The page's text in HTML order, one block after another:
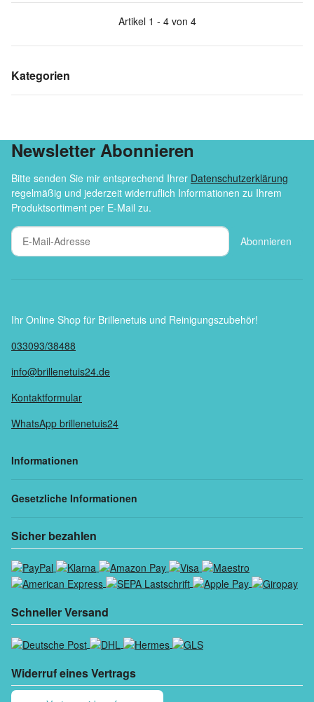
Artikel 1 - 4 von 4
Kategorien
Newsletter Abonnieren
Bitte senden Sie mir entsprechend Ihrer Datenschutzerklärung
regelmäßig und jederzeit widerruflich Informationen zu Ihrem
Produktsortiment per E-Mail zu.
Abonnieren
Ihr Online Shop für Brillenetuis und Reinigungszubehör!
033093/38488
info@brillenetuis24.de
Kontaktformular
WhatsApp brillenetuis24
Informationen
Gesetzliche Informationen
Sicher bezahlen
Schneller Versand
Widerruf eines Vertrags